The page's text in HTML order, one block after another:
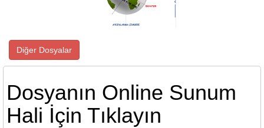
Diğer Dosyalar
Dosyanın Online Sunum
Hali İçin Tıklayın